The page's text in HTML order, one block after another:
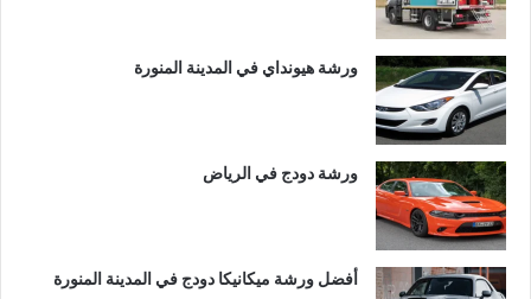
ورشة هيونداي في المدينة المنورة
ورشة دودج في الرياض
أفضل ورشة ميكانيكا دودج في المدينة المنورة